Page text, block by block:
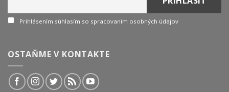
Prihlásením súhlasím so spracovaním osobných údajov
OSTAŇME V KONTAKTE